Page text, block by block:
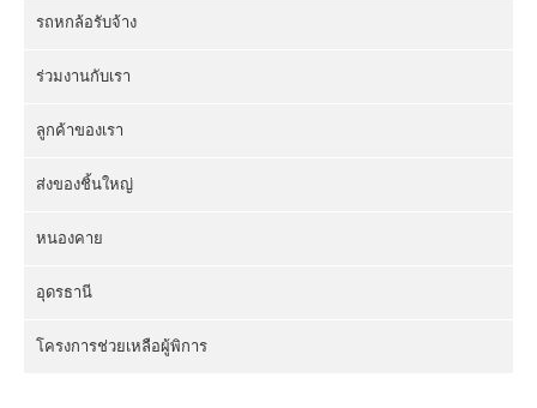
รถหกล้อรับจ้าง
ร่วมงานกับเรา
ลูกค้าของเรา
ส่งของชิ้นใหญ่
หนองคาย
อุดรธานี
โครงการช่วยเหลือผู้พิการ